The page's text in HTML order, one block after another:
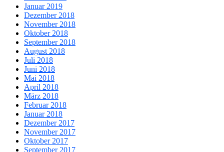
Januar 2019
Dezember 2018
November 2018
Oktober 2018
September 2018
August 2018
Juli 2018
Juni 2018
Mai 2018
April 2018
März 2018
Februar 2018
Januar 2018
Dezember 2017
November 2017
Oktober 2017
September 2017